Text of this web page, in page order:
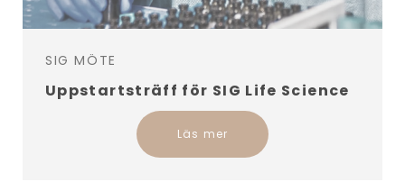
SIG MÖTE
Uppstartsträff för SIG Life Science
Läs mer